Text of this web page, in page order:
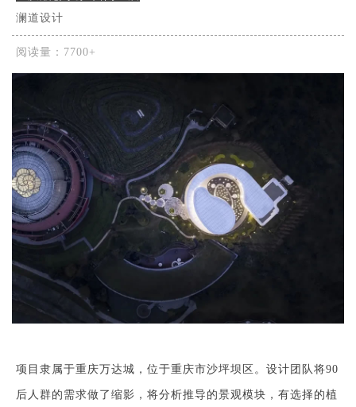
澜道设计
阅读量：7700+
项目隶属于重庆万达城，位于重庆市沙坪坝区。设计团队将90
后人群的需求做了缩影，将分析推导的景观模块，有选择的植